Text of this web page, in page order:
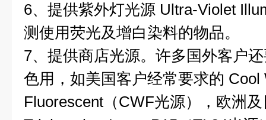
6、提供紫外灯光源 Ultra-Violet
测使用荧光及增白染料的物品。
7、提供商店光源。许多国外客户
色用，如美国客户经常要求的 Cool
Fluorescent（CWF光源），欧洲